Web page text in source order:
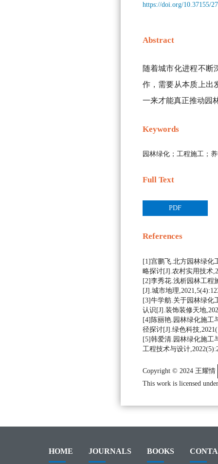
https://doi.org/10.37155/
Abstract
随着城市化进程不断
作，需要从本质上出
一来才能真正推动园
Keywords
园林绿化；工程施工；
Full Text
PDF
References
[1]宫鹏飞.北方园林绿化
略探讨[J].农村实用技术
[2]李秀花.浅析园林工程
[J].城市地理
[3]牛学舫.关于园林绿化
认识[J].装饰装修天地
[4]陈丽艳.园林绿化施工
径探讨[J].绿色科技
[5]韩爱清.园林绿化施工
工程技术与设计
Copyright © 2024 王耀情
This work is licensed
HOME JOURNALS BOOKS